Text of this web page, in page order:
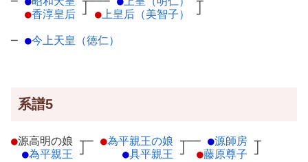
●香淳皇后 ┘
●上皇后（美智子） ┘
─ ●今上天皇（徳仁）
系譜5
●源高明の娘 ┬
●為平親王 ┘
─ ●為平親王の娘 ┬
●具平親王 ┘
── ●源師房 ┬
●藤原尊子 ┘